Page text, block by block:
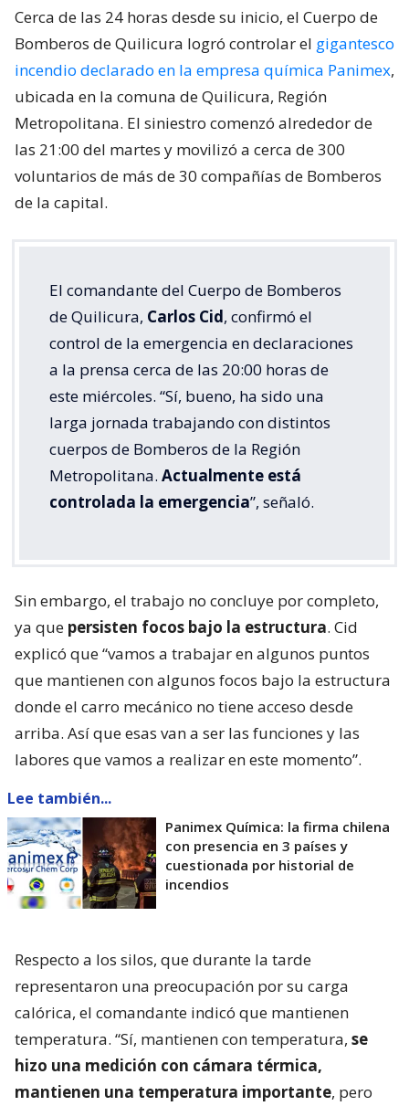
Cerca de las 24 horas desde su inicio, el Cuerpo de
Bomberos de Quilicura logró controlar el gigantesco
incendio declarado en la empresa química Panimex,
ubicada en la comuna de Quilicura, Región
Metropolitana. El siniestro comenzó alrededor de
las 21:00 del martes y movilizó a cerca de 300
voluntarios de más de 30 compañías de Bomberos
de la capital.
El comandante del Cuerpo de Bomberos
de Quilicura, Carlos Cid, confirmó el
control de la emergencia en declaraciones
a la prensa cerca de las 20:00 horas de
este miércoles. “Sí, bueno, ha sido una
larga jornada trabajando con distintos
cuerpos de Bomberos de la Región
Metropolitana. Actualmente está
controlada la emergencia”, señaló.
Sin embargo, el trabajo no concluye por completo,
ya que persisten focos bajo la estructura. Cid
explicó que “vamos a trabajar en algunos puntos
que mantienen con algunos focos bajo la estructura
donde el carro mecánico no tiene acceso desde
arriba. Así que esas van a ser las funciones y las
labores que vamos a realizar en este momento”.
Lee también...
Panimex Química: la firma chilena
con presencia en 3 países y
cuestionada por historial de
incendios
Respecto a los silos, que durante la tarde
representaron una preocupación por su carga
calórica, el comandante indicó que mantienen
temperatura. “Sí, mantienen con temperatura, se
hizo una medición con cámara térmica,
mantienen una temperatura importante, pero